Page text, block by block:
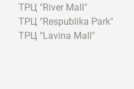
ТРЦ "River Mall"
ТРЦ "Respublika Park"
ТРЦ "Lavina Mall"